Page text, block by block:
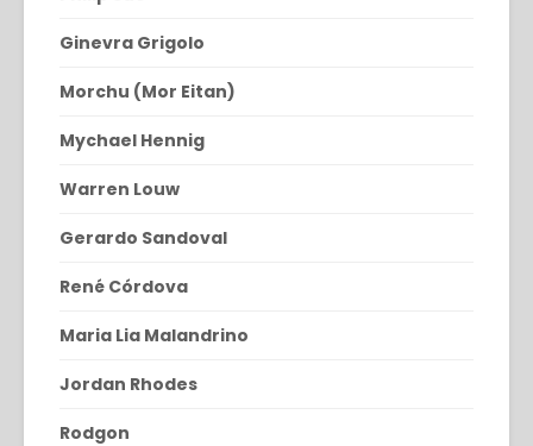
Ginevra Grigolo
Morchu (Mor Eitan)
Mychael Hennig
Warren Louw
Gerardo Sandoval
René Córdova
Maria Lia Malandrino
Jordan Rhodes
Rodgon